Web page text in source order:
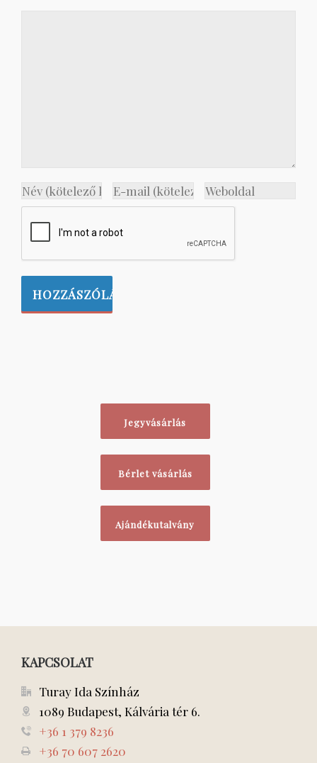
Jegyvásárlás
Bérlet vásárlás
Ajándékutalvány
KAPCSOLAT
Turay Ida Színház
1089 Budapest, Kálvária tér 6.
+36 1 379 8236
+36 70 607 2620